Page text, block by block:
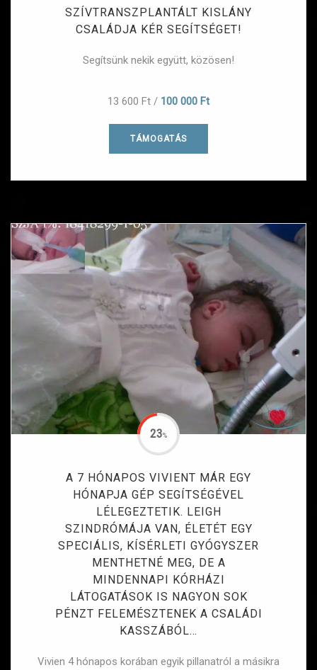
SZÍVTRANSZPLANTÁLT KISLÁNY
CSALÁDJA KÉR SEGÍTSÉGET!
Segítsünk nekik együtt, közösen!
13 600 Ft / 100 000 Ft
TÁMOGATÁS
A 7 HÓNAPOS VIVIENT MÁR EGY
HÓNAPJA GÉP SEGÍTSÉGÉVEL
LÉLEGEZTETIK. LEIGH
SZINDRÓMÁJA VAN, ÉLETÉT EGY
SPECIÁLIS, KÍSÉRLETI GYÓGYSZER
MENTHETNÉ MEG, DE A
MINDENNAPI KÓRHÁZI
LÁTOGATÁSOK IS NAGYON SOK
PÉNZT FELEMÉSZTENEK A CSALÁDI
KASSZÁBÓL…
Vivien 4 hónapos korában egyik pillanatról a másikra
23%